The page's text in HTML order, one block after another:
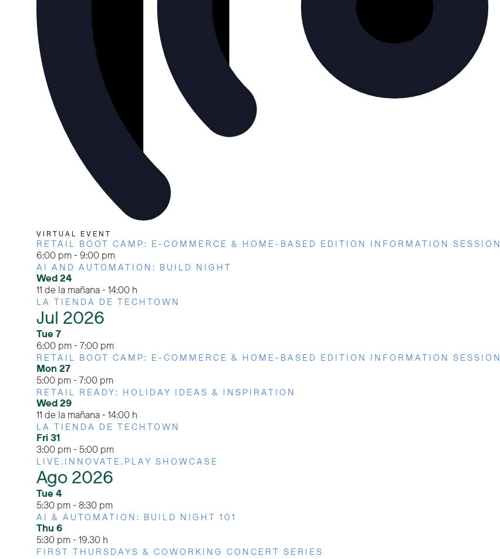
VIRTUAL EVENT
RETAIL BOOT CAMP: E-COMMERCE & HOME-BASED EDITION INFORMATION SESSION
6:00 pm- 9:00 pm
AI AND AUTOMATION: BUILD NIGHT
Wed24
11 de la mañana- 14:00 h
LA TIENDA DE TECHTOWN
Jul 2026
Tue7
6:00 pm- 7:00 pm
RETAIL BOOT CAMP: E-COMMERCE & HOME-BASED EDITION INFORMATION SESSION
Mon27
5:00 pm- 7:00 pm
RETAIL READY: HOLIDAY IDEAS & INSPIRATION
Wed29
11 de la mañana- 14:00 h
LA TIENDA DE TECHTOWN
Fri31
3:00 pm- 5:00 pm
LIVE.INNOVATE.PLAY SHOWCASE
Ago 2026
Tue4
5:30 pm- 8:30 pm
AI & AUTOMATION: BUILD NIGHT 101
Thu 6
5:30 pm- 19.30 h
FIRST THURSDAYS & COWORKING CONCERT SERIES